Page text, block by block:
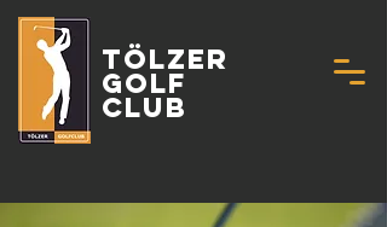
Tölzer
Golf
Club